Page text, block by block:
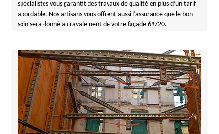
spécialistes vous garantit des travaux de qualité en plus d’un tarif
abordable. Nos artisans vous offrent aussi l’assurance que le bon
soin sera donné au ravalement de votre façade 69720.